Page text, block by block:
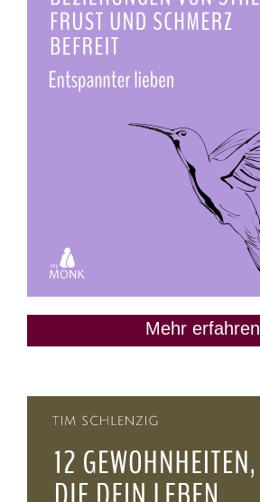
Mehr erfahren